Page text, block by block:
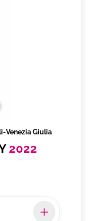
Venezia Giulia
2022